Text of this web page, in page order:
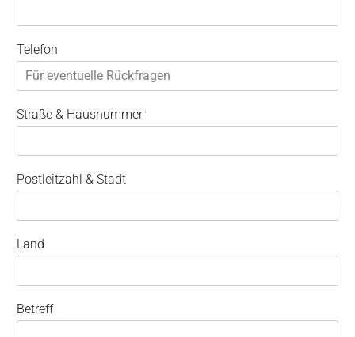
Telefon
Straße & Hausnummer
Postleitzahl & Stadt
Land
Betreff